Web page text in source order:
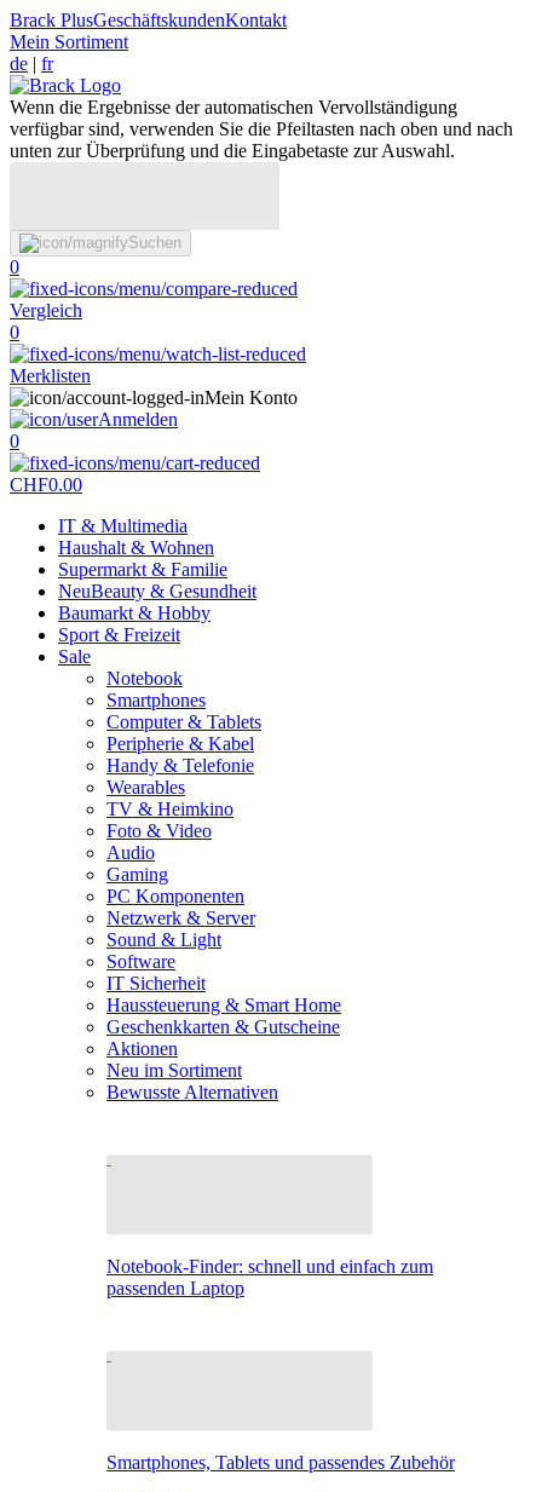
Brack PlusGeschäftskundenKontakt
Mein Sortiment
de | fr
Wenn die Ergebnisse der automatischen Vervollständigung
verfügbar sind, verwenden Sie die Pfeiltasten nach oben und nach
unten zur Überprüfung und die Eingabetaste zur Auswahl.
Suchen
0
Vergleich
0
Merklisten
Mein Konto
Anmelden
0
CHF0.00
IT & Multimedia
Haushalt & Wohnen
Supermarkt & Familie
NeuBeauty & Gesundheit
Baumarkt & Hobby
Sport & Freizeit
Sale
Notebook
Smartphones
Computer & Tablets
Peripherie & Kabel
Handy & Telefonie
Wearables
TV & Heimkino
Foto & Video
Audio
Gaming
PC Komponenten
Netzwerk & Server
Sound & Light
Software
IT Sicherheit
Haussteuerung & Smart Home
Geschenkkarten & Gutscheine
Aktionen
Neu im Sortiment
Bewusste Alternativen
Notebook-Finder: schnell und einfach zum
passenden Laptop
Smartphones, Tablets und passendes Zubehör